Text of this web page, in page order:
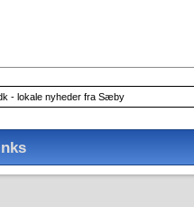
- lokale nyheder fra Sæby